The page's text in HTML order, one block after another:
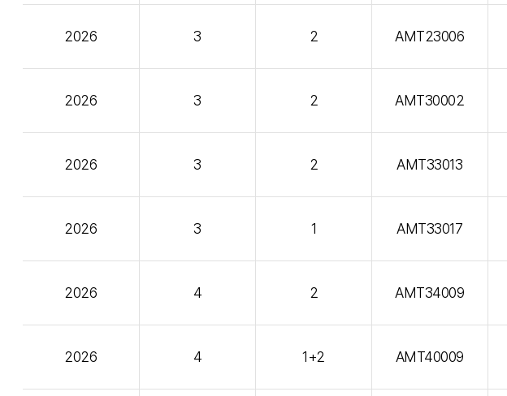
2026 3 2 AMT23006
2026 3 2 AMT30002
2026 3 2 AMT33013
2026 3 1 AMT33017
2026 4 2 AMT34009
2026 4 1+2 AMT40009